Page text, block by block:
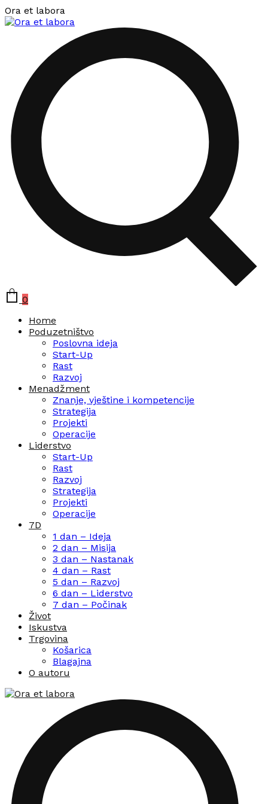
Ora et labora
0
Home
Poduzetništvo
Poslovna ideja
Start-Up
Rast
Razvoj
Menadžment
Znanje, vještine i kompetencije
Strategija
Projekti
Operacije
Liderstvo
Start-Up
Rast
Razvoj
Strategija
Projekti
Operacije
7D
1 dan – Ideja
2 dan – Misija
3 dan – Nastanak
4 dan – Rast
5 dan – Razvoj
6 dan – Liderstvo
7 dan – Počinak
Život
Iskustva
Trgovina
Košarica
Blagajna
O autoru